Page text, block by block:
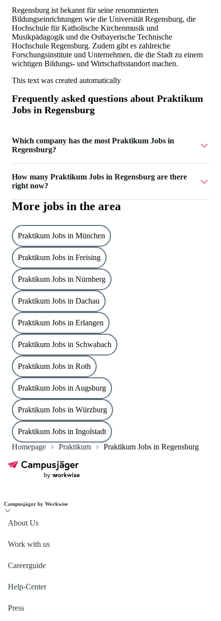
Regensburg ist bekannt für seine renommierten
Bildungseinrichtungen wie die Universität Regensburg, die
Hochschule für Katholische Kirchenmusik und
Musikpädagogik und die Ostbayerische Technische
Hochschule Regensburg. Zudem gibt es zahlreiche
Forschungsinstitute und Unternehmen, die die Stadt zu einem
wichtigen Bildungs- und Wirtschaftsstandort machen.
This text was created automatically
Frequently asked questions about Praktikum
Jobs in Regensburg
Which company has the most Praktikum Jobs in
Regensburg?
How many Praktikum Jobs in Regensburg are there
right now?
Currently there are 3 Praktikum Jobs in Regensburg.
More jobs in the area
Praktikum Jobs in München
Praktikum Jobs in Freising
Praktikum Jobs in Nürnberg
Praktikum Jobs in Dachau
Praktikum Jobs in Erlangen
Praktikum Jobs in Schwabach
Praktikum Jobs in Roth
Praktikum Jobs in Augsburg
Praktikum Jobs in Würzburg
Praktikum Jobs in Ingolstadt
Homepage
Praktikum Praktikum Jobs in Regensburg
Campusjäger by Workwise
About Us
Work with us
Careerguide
Help-Center
Press